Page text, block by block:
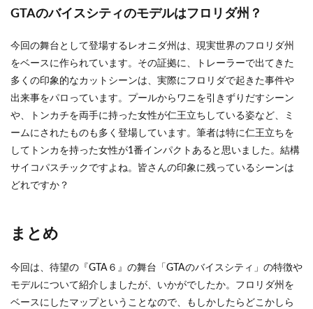
GTAのバイスシティのモデルはフロリダ州？
今回の舞台として登場するレオニダ州は、現実世界のフロリダ州
をベースに作られています。その証拠に、トレーラーで出てきた
多くの印象的なカットシーンは、実際にフロリダで起きた事件や
出来事をパロっています。プールからワニを引きずりだすシーン
や、トンカチを両手に持った女性が仁王立ちしている姿など、ミ
ームにされたものも多く登場しています。筆者は特に仁王立ちを
してトンカを持った女性が1番インパクトあると思いました。結構
サイコパスチックですよね。皆さんの印象に残っているシーンは
どれですか？
まとめ
今回は、待望の『GTA６』の舞台「GTAのバイスシティ」の特徴や
モデルについて紹介しましたが、いかがでしたか。フロリダ州を
ベースにしたマップということなので、もしかしたらどこかしら